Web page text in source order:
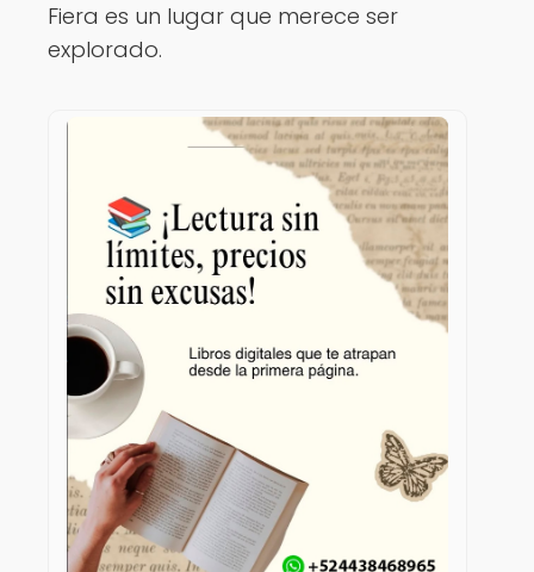
Fiera es un lugar que merece ser
explorado.